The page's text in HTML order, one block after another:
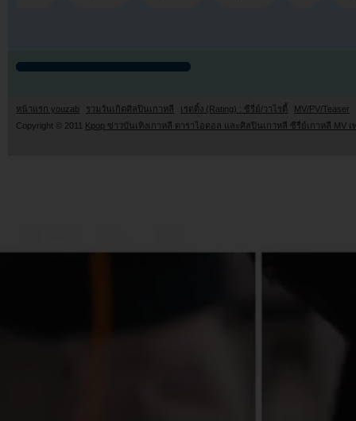
หน้าแรก youzab รวมวันเกิดศิลปินเกาหลี เรตติ้ง (Rating) : ซีรี่ย์/วาไรตี้
MV/PV/Teaser
Copyright © 2011 Kpop ข่าวบันเทิงเกาหลี ดาราไอดอล และศิลปินเกาหลี ซีรี่ย์เกาหลี MV